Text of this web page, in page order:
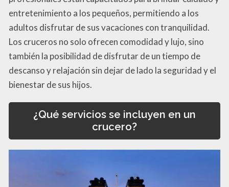
entretenimiento a los pequeños, permitiendo a los
adultos disfrutar de sus vacaciones con tranquilidad.
Los cruceros no solo ofrecen comodidad y lujo, sino
también la posibilidad de disfrutar de un tiempo de
descanso y relajación sin dejar de lado la seguridad y el
bienestar de sus hijos.
¿Qué servicios se incluyen en un
crucero?